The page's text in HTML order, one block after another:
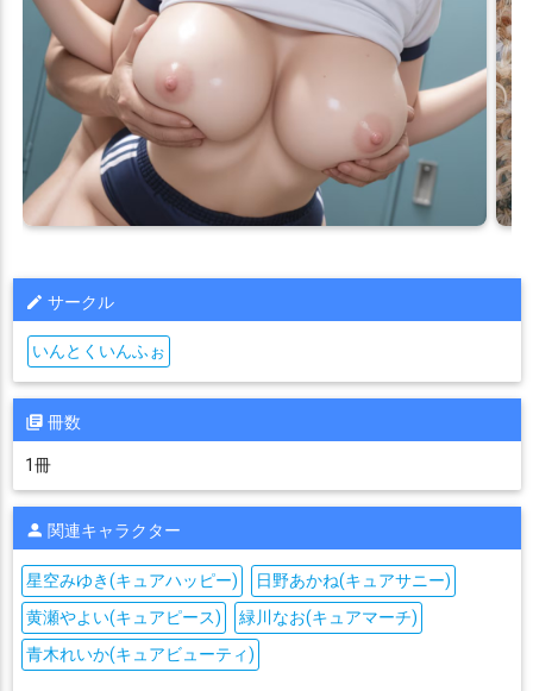
サークル
いんとくいんふぉ
冊数
1冊
関連キャラクター
星空みゆき(キュアハッピー)
日野あかね(キュアサニー)
黄瀬やよい(キュアピース)
緑川なお(キュアマーチ)
青木れいか(キュアビューティ)